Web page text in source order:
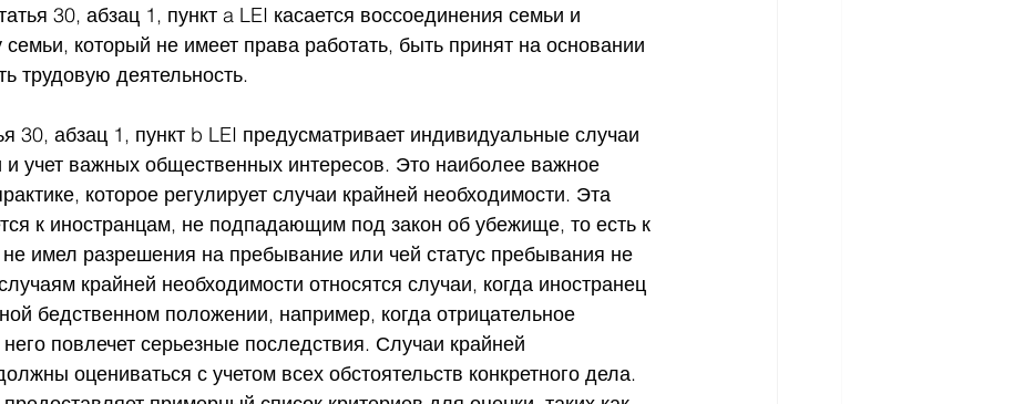
30, абзац 1, пункт a LEI касается воссоединения семьи и
семьи, который не имеет права работать, быть принят на основании
трудовую деятельность.
30, абзац 1, пункт b LEI предусматривает индивидуальные случаи
и учет важных общественных интересов. Это наиболее важное
которое регулирует случаи крайней необходимости. Эта
к иностранцам, не подпадающим под закон об убежище, то есть к
не имел разрешения на пребывание или чей статус пребывания не
крайней необходимости относятся случаи, когда иностранец
бедственном положении, например, когда отрицательное
повлечет серьезные последствия. Случаи крайней
оцениваться с учетом всех обстоятельств конкретного дела.